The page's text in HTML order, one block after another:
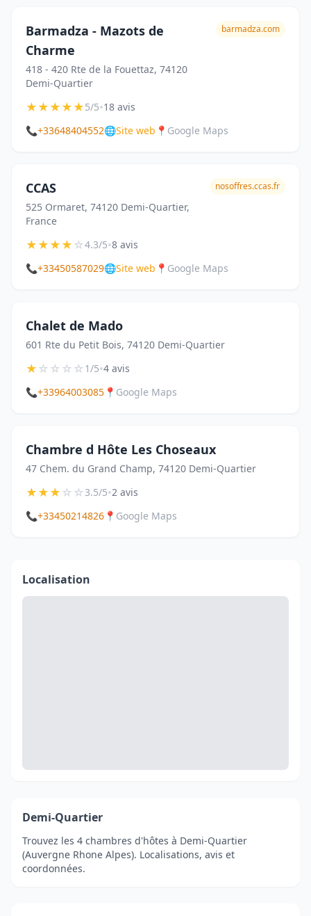
Barmadza - Mazots de
Charme
418 - 420 Rte de la Fouettaz, 74120
Demi-Quartier
barmadza.com
★★★★★5/5•18 avis
📞+33648404552🌐Site web 📍 Google Maps
CCAS
525 Ormaret, 74120 Demi-Quartier,
France
nosoffres.ccas.fr
★★★★☆4.3/5•8 avis
📞+33450587029🌐Site web 📍 Google Maps
Chalet de Mado
601 Rte du Petit Bois, 74120 Demi-Quartier
★☆☆☆☆1/5•4 avis
📞+33964003085 📍 Google Maps
Chambre d Hôte Les Choseaux
47 Chem. du Grand Champ, 74120 Demi-Quartier
★★★☆☆3.5/5•2 avis
📞+33450214826 📍 Google Maps
Localisation
Demi-Quartier
Trouvez les 4 chambres d'hôtes à Demi-Quartier
(Auvergne Rhone Alpes). Localisations, avis et
coordonnées.